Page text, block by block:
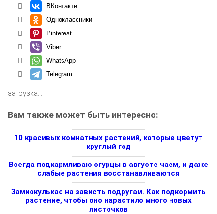
ВКонтакте
Одноклассники
Pinterest
Viber
WhatsApp
Telegram
загрузка...
Вам также может быть интересно:
10 красивых комнатных растений, которые цветут
круглый год
Всегда подкармливаю огурцы в августе чаем, и даже
слабые растения восстанавливаются
Замиокулькас на зависть подругам. Как подкормить
растение, чтобы оно нарастило много новых
листочков